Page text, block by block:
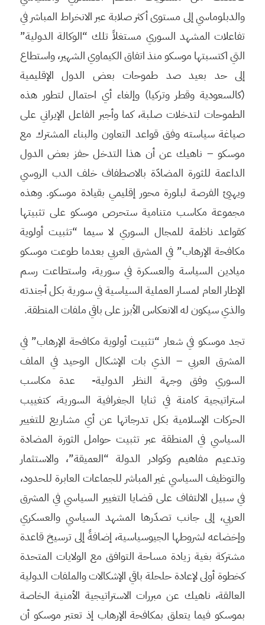
والدبلوماسي إلى مستوى أكثر صلابة عبر الانخراط المباشر في
تفاعلات المشهد السوري مستغلاً تلك “الوكالة الدولية”
التي اكتسبتها موسكو منذ اتفاق الكيماوي الشهير، واستطاع
إلى حد بعيد صد طموحات بعض الدول الإقليمية
(كالسعودية وقطر وتركيا) وإلغاء أي احتمال لتطور هذه
الطموحات لتدخلات صلبة، كما وأجبر الفاعل الإيراني على
صياغة سياسته وفق قواعد التعاون والبناء المشترك مع
موسكو – ناهيك عن أن هذا التدخل حفز بعض الدول
الداعمة للثورة المضادّة بالاصطفاف خلف الدب الروسي
ويهيئ الفرصة لبلورة محور إقليمي بقيادة موسكو. وهذه
مجموعة مكاسب متنامية ستحرص موسكو على تثبيتها
كقواعد ناظمة للمجال السوري لا سيما “تثبيت أولوية
مكافحة الإرهاب” في المشرق العربي بعدما طوعت موسكو
ميادين السياسة والعسكرة في سورية، واستطاعت رسم
الإطار العام لمسار العملية السياسية في سورية بكل أجندته
والذي سيكون له الانعكاس الأبرز على باقي ملفات المنطقة.
تجد موسكو في شعار “تثبيت أولوية مكافحة الإرهاب” في
المشرق العربي – الذي بات الإشكال الوحيد في الملف
السوري وفق وجهة النظر الدولية- عدة مكاسب
استراتيجية كامنة في ثنايا الجغرافية السورية، كتغييب
الحركات الإسلامية بكل تدرجاتها عن أي مشاريع للتغيير
السياسي في المنطقة عبر تثبيت حوامل الثورة المضادة
وتدعيم مفاهيم وكوادر الدولة “العميقة”، والاستثمار
والتوظيف السياسي غير المباشر للجماعات العابرة للحدود،
في سبيل الالتفاف على قضايا التغيير السياسي في المشرق
العربي، إلى جانب تصدّرها المشهد السياسي والعسكري
وإخضاعه لشروطها الجيوسياسية، إضافةً إلى ترسيخ قاعدة
مشتركة بغية زيادة مساحة التوافق مع الولايات المتحدة
كخطوة أولى لإعادة حلحلة باقي الإشكالات والملفات الدولية
العالقة، ناهيك عن مبررات الاستراتيجية الأمنية الخاصة
بموسكو فيما يتعلق بمكافحة الإرهاب إذ تعتبر موسكو أن